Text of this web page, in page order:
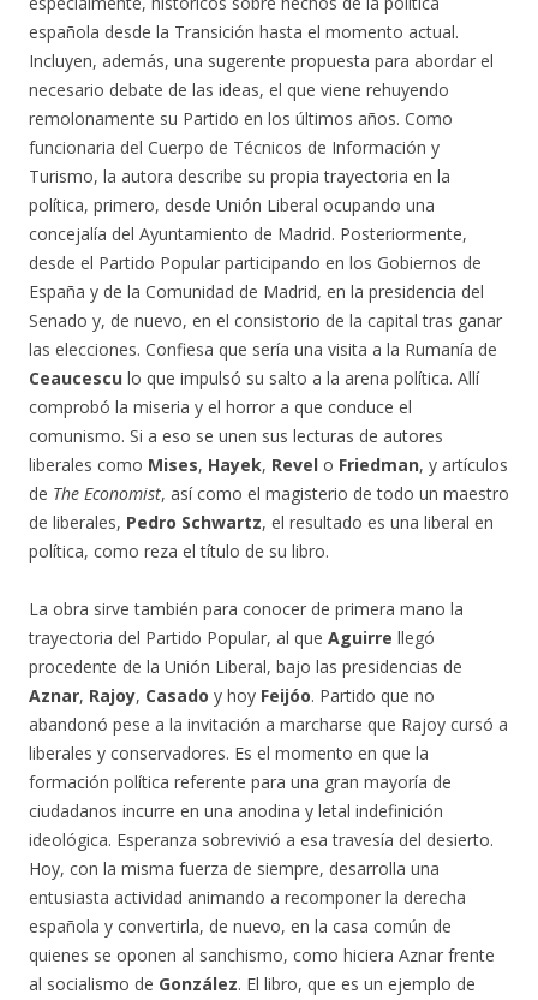
española desde la Transición hasta el momento actual.
Incluyen, además, una sugerente propuesta para abordar el
necesario debate de las ideas, el que viene rehuyendo
remolonamente su Partido en los últimos años. Como
funcionaria del Cuerpo de Técnicos de Información y
Turismo, la autora describe su propia trayectoria en la
política, primero, desde Unión Liberal ocupando una
concejalía del Ayuntamiento de Madrid. Posteriormente,
desde el Partido Popular participando en los Gobiernos de
España y de la Comunidad de Madrid, en la presidencia del
Senado y, de nuevo, en el consistorio de la capital tras ganar
las elecciones. Confiesa que sería una visita a la Rumanía de
Ceaucescu lo que impulsó su salto a la arena política. Allí
comprobó la miseria y el horror a que conduce el
comunismo. Si a eso se unen sus lecturas de autores
liberales como Mises, Hayek, Revel o Friedman, y artículos
de The Economist, así como el magisterio de todo un maestro
de liberales, Pedro Schwartz, el resultado es una liberal en
política, como reza el título de su libro.
La obra sirve también para conocer de primera mano la
trayectoria del Partido Popular, al que Aguirre llegó
procedente de la Unión Liberal, bajo las presidencias de
Aznar, Rajoy, Casado y hoy Feijóo. Partido que no
abandonó pese a la invitación a marcharse que Rajoy cursó a
liberales y conservadores. Es el momento en que la
formación política referente para una gran mayoría de
ciudadanos incurre en una anodina y letal indefinición
ideológica. Esperanza sobrevivió a esa travesía del desierto.
Hoy, con la misma fuerza de siempre, desarrolla una
entusiasta actividad animando a recomponer la derecha
española y convertirla, de nuevo, en la casa común de
quienes se oponen al sanchismo, como hiciera Aznar frente
al socialismo de González. El libro, que es un ejemplo de